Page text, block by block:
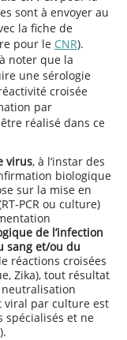
sont à envoyer au
la fiche de
pour le CNR).
noter que la
une sérologie
croisée
par
réalisé dans ce
virus, à l’instar des
biologique
sur la mise en
PCR ou culture)
de l’infection
sang et/ou du
réactions croisées
Zika), tout résultat
viral par culture est
spécialisés et ne